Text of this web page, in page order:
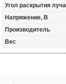
Угол раскрытия
Напряжение, В
Производитель
Вес